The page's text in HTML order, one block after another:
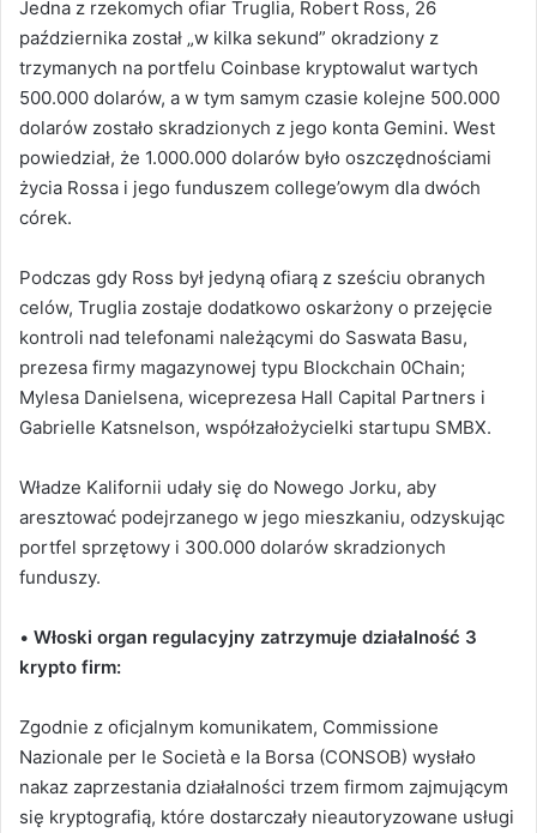
Jedna z rzekomych ofiar Truglia, Robert Ross, 26
października został „w kilka sekund” okradziony z
trzymanych na portfelu Coinbase kryptowalut wartych
500.000 dolarów, a w tym samym czasie kolejne 500.000
dolarów zostało skradzionych z jego konta Gemini. West
powiedział, że 1.000.000 dolarów było oszczędnościami
życia Rossa i jego funduszem college’owym dla dwóch
córek.
Podczas gdy Ross był jedyną ofiarą z sześciu obranych
celów, Truglia zostaje dodatkowo oskarżony o przejęcie
kontroli nad telefonami należącymi do Saswata Basu,
prezesa firmy magazynowej typu Blockchain 0Chain;
Mylesa Danielsena, wiceprezesa Hall Capital Partners i
Gabrielle Katsnelson, współzałożycielki startupu SMBX.
Władze Kalifornii udały się do Nowego Jorku, aby
aresztować podejrzanego w jego mieszkaniu, odzyskując
portfel sprzętowy i 300.000 dolarów skradzionych
funduszy.
• Włoski organ regulacyjny zatrzymuje działalność 3
krypto firm:
Zgodnie z oficjalnym komunikatem, Commissione
Nazionale per le Società e la Borsa (CONSOB) wysłało
nakaz zaprzestania działalności trzem firmom zajmującym
się kryptografią, które dostarczały nieautoryzowane usługi